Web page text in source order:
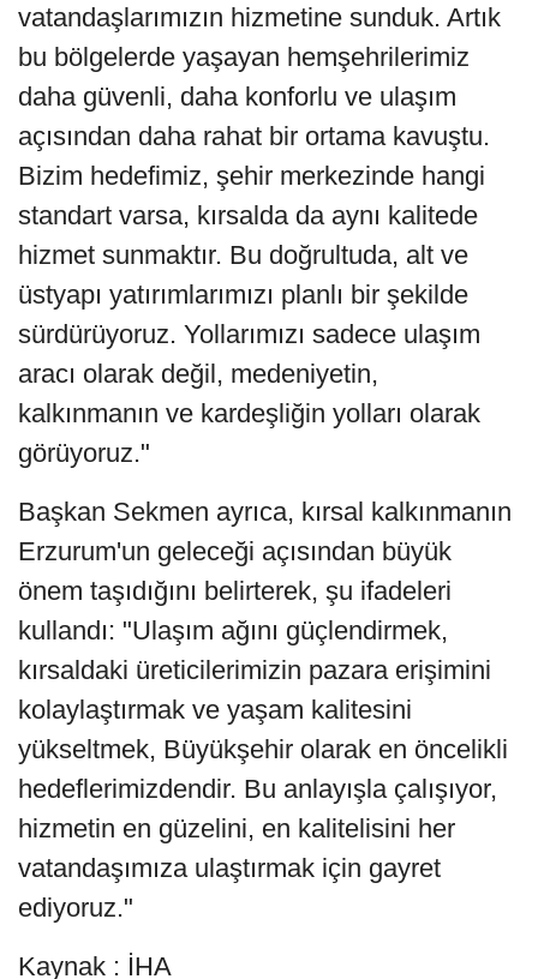
vatandaşlarımızın hizmetine sunduk. Artık
bu bölgelerde yaşayan hemşehrilerimiz
daha güvenli, daha konforlu ve ulaşım
açısından daha rahat bir ortama kavuştu.
Bizim hedefimiz, şehir merkezinde hangi
standart varsa, kırsalda da aynı kalitede
hizmet sunmaktır. Bu doğrultuda, alt ve
üstyapı yatırımlarımızı planlı bir şekilde
sürdürüyoruz. Yollarımızı sadece ulaşım
aracı olarak değil, medeniyetin,
kalkınmanın ve kardeşliğin yolları olarak
görüyoruz."
Başkan Sekmen ayrıca, kırsal kalkınmanın
Erzurum'un geleceği açısından büyük
önem taşıdığını belirterek, şu ifadeleri
kullandı: "Ulaşım ağını güçlendirmek,
kırsaldaki üreticilerimizin pazara erişimini
kolaylaştırmak ve yaşam kalitesini
yükseltmek, Büyükşehir olarak en öncelikli
hedeflerimizdendir. Bu anlayışla çalışıyor,
hizmetin en güzelini, en kalitelisini her
vatandaşımıza ulaştırmak için gayret
ediyoruz."
Kaynak : İHA